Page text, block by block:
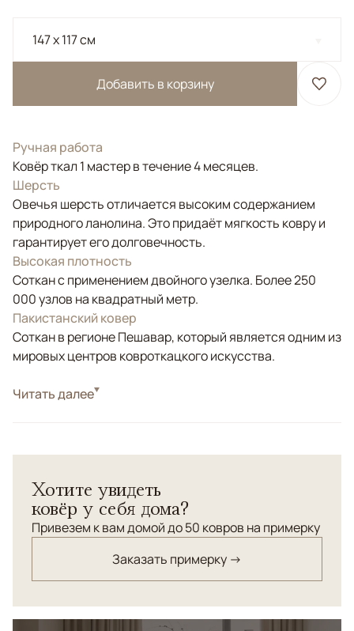
147 x 117 см
Добавить в корзину
Ручная работа
Ковёр ткал 1 мастер в течение 4 месяцев.
Шерсть
Овечья шерсть отличается высоким содержанием
природного ланолина. Это придаёт мягкость ковру и
гарантирует его долговечность.
Высокая плотность
Соткан с применением двойного узелка. Более 250
000 узлов на квадратный метр.
Пакистанский ковер
Соткан в регионе Пешавар, который является одним из
мировых центров ковроткацкого искусства.
СтильКлассические
галереи в Пешаваре. Высочайшая плотность узлов для
высшей категории.
Читать далее
Хотите увидеть
ковёр у себя дома?
Привезем к вам домой до 50 ковров на примерку
Заказать примерку →